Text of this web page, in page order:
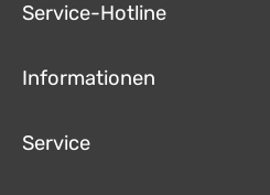
Service-Hotline
Informationen
Service